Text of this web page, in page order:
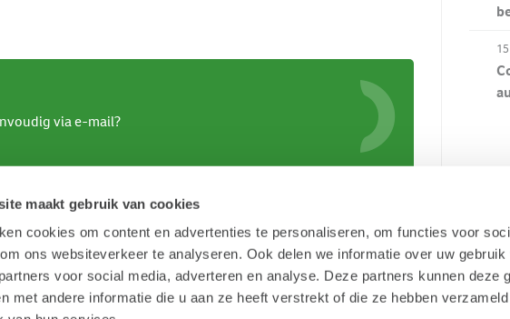
maakt gebruik van cookies
cookies om content en advertenties te personaliseren, om functies voor
ons websiteverkeer te analyseren. Ook delen we informatie over uw
voor social media, adverteren en analyse. Deze partners kunnen deze
met andere informatie die u aan ze heeft verstrekt of die ze hebben
via e-mail?